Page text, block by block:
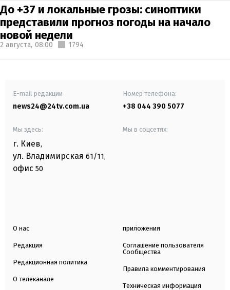
До +37 и локальные грозы: синоптики
представили прогноз погоды на начало
новой недели
2 августа, 08:00 1794
E-mail редакции
news24@24tv.com.ua
Номер телефона:
+38 044 390 5077
Мы здесь:
г. Киев,
ул. Владимирская 61/11,
офис 50
Мы в соцсетях:
О нас
Редакция
Редакционная политика
О телеканале
приложения
Соглашение пользователя
Сообщества
Правила комментирования
Техническая информация